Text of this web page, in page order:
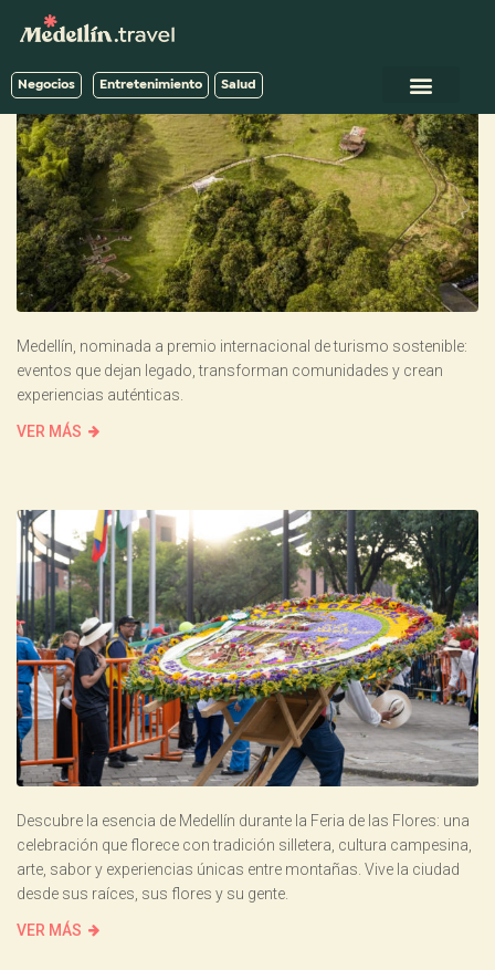
Negocios Entretenimiento Salud
Medellín, nominada a premio internacional de turismo sostenible:
eventos que dejan legado, transforman comunidades y crean
experiencias auténticas.
VER MÁS
Descubre la esencia de Medellín durante la Feria de las Flores: una
celebración que florece con tradición silletera, cultura campesina,
arte, sabor y experiencias únicas entre montañas. Vive la ciudad
desde sus raíces, sus flores y su gente.
VER MÁS